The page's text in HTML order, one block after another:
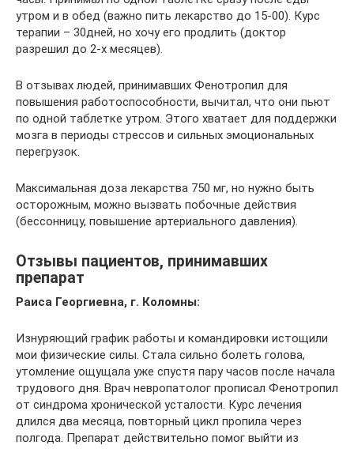
утром и в обед (важно пить лекарство до 15-00). Курс
терапии – 30дней, но хочу его продлить (доктор
разрешил до 2-х месяцев).
В отзывах людей, принимавших Фенотропил для
повышения работоспособности, вычитал, что они пьют
по одной таблетке утром. Этого хватает для поддержки
мозга в периоды стрессов и сильных эмоциональных
перегрузок.
Максимальная доза лекарства 750 мг, но нужно быть
осторожным, можно вызвать побочные действия
(бессонницу, повышение артериального давления).
Отзывы пациентов, принимавших
препарат
Раиса Георгиевна, г. Коломны:
Изнуряющий график работы и командировки истощили
мои физические силы. Стала сильно болеть голова,
утомление ощущала уже спустя пару часов после начала
трудового дня. Врач невропатолог прописал Фенотропил
от синдрома хронической усталости. Курс лечения
длился два месяца, повторный цикл пропила через
полгода. Препарат действительно помог выйти из